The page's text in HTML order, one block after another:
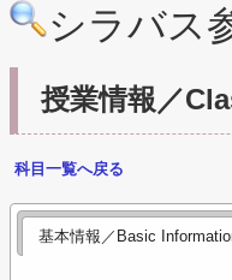
シラバス
授業情報／
科目一覧へ戻る
基本情報／Basic